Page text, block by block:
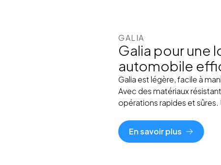
GALIA
Galia pour une
automobile
Galia est légère, facile à
Avec des matériaux
opérations rapides et
En savoir plus